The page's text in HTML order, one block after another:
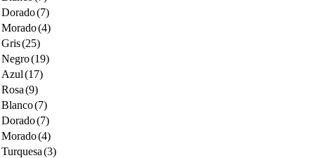
Dorado(7)
Morado(4)
Gris(25)
Negro(19)
Azul(17)
Rosa(9)
Blanco(7)
Dorado(7)
Morado(4)
Turquesa(3)